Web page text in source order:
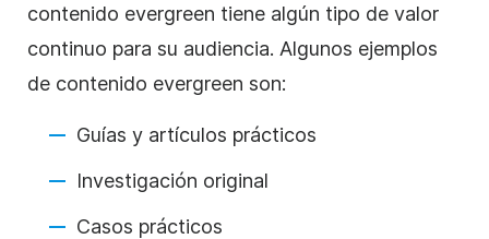
contenido evergreen tiene algún tipo de valor
continuo para su audiencia. Algunos ejemplos
de contenido evergreen son:
Guías y artículos prácticos
Investigación original
Casos prácticos